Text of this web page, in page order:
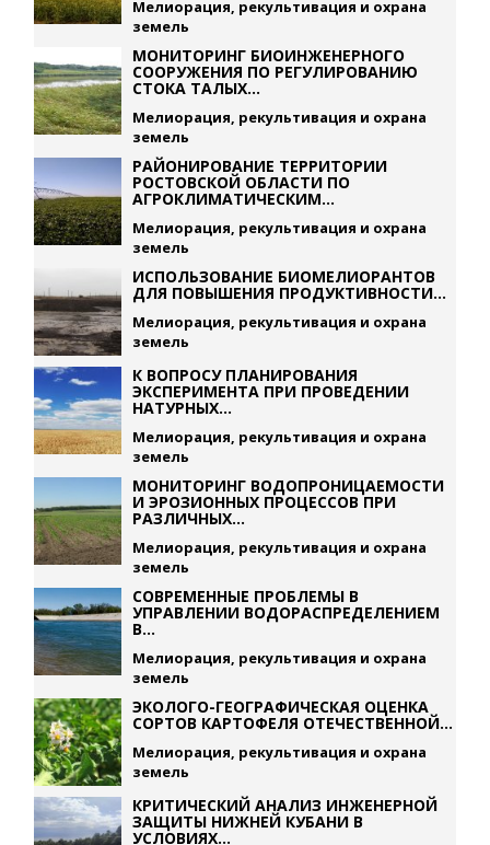
Мелиорация, рекультивация и охрана
земель
МОНИТОРИНГ БИОИНЖЕНЕРНОГО
СООРУЖЕНИЯ ПО РЕГУЛИРОВАНИЮ
СТОКА ТАЛЫХ...
Мелиорация, рекультивация и охрана
земель
РАЙОНИРОВАНИЕ ТЕРРИТОРИИ
РОСТОВСКОЙ ОБЛАСТИ ПО
АГРОКЛИМАТИЧЕСКИМ...
Мелиорация, рекультивация и охрана
земель
ИСПОЛЬЗОВАНИЕ БИОМЕЛИОРАНТОВ
ДЛЯ ПОВЫШЕНИЯ ПРОДУКТИВНОСТИ...
Мелиорация, рекультивация и охрана
земель
К ВОПРОСУ ПЛАНИРОВАНИЯ
ЭКСПЕРИМЕНТА ПРИ ПРОВЕДЕНИИ
НАТУРНЫХ...
Мелиорация, рекультивация и охрана
земель
МОНИТОРИНГ ВОДОПРОНИЦАЕМОСТИ
И ЭРОЗИОННЫХ ПРОЦЕССОВ ПРИ
РАЗЛИЧНЫХ...
Мелиорация, рекультивация и охрана
земель
СОВРЕМЕННЫЕ ПРОБЛЕМЫ В
УПРАВЛЕНИИ ВОДОРАСПРЕДЕЛЕНИЕМ
В...
Мелиорация, рекультивация и охрана
земель
ЭКОЛОГО-ГЕОГРАФИЧЕСКАЯ ОЦЕНКА
СОРТОВ КАРТОФЕЛЯ ОТЕЧЕСТВЕННОЙ...
Мелиорация, рекультивация и охрана
земель
КРИТИЧЕСКИЙ АНАЛИЗ ИНЖЕНЕРНОЙ
ЗАЩИТЫ НИЖНЕЙ КУБАНИ В
УСЛОВИЯХ...